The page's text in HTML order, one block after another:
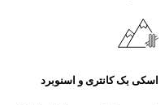
اسکی بک کانتری و اسنوبرد